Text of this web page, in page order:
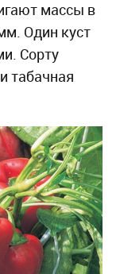
массы в
Один куст
Сорту
табачная